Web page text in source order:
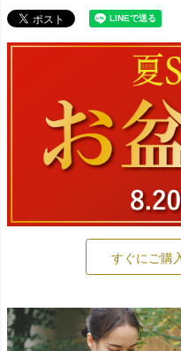
すぐにご購